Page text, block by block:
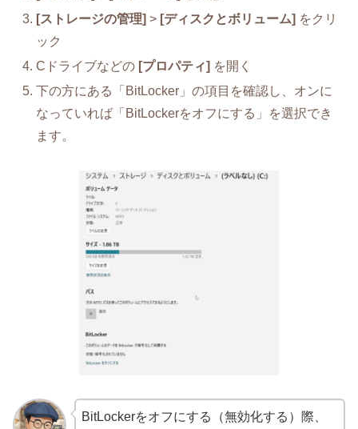
[ストレージの管理] > [ディスクとボリューム] をクリ
ック
Cドライブなどの [プロパティ] を開く
下の方にある「BitLocker」の項目を確認し、オンに
なっていれば「BitLockerをオフにする」を選択でき
ます。
BitLockerをオフにする（無効化する）際、